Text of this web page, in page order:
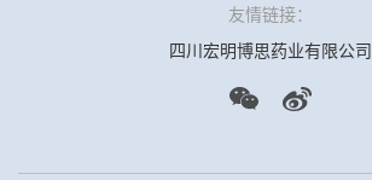
友情链接：
四川宏明博思药业有限公司